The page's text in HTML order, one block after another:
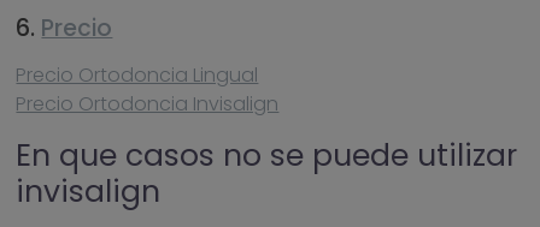
6. Precio
Precio Ortodoncia Lingual
Precio Ortodoncia Invisalign
En que casos no se puede utilizar
invisalign